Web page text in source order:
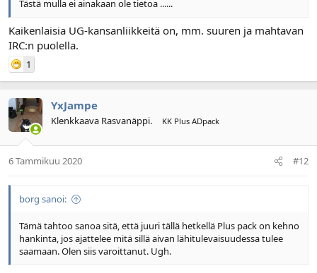
Tästä mulla ei ainakaan ole tietoa ......
Kaikenlaisia UG-kansanliikkeitä on, mm. suuren ja mahtavan
IRC:n puolella.
1
YxJampe
Klenkkaava Rasvanäppi. KK Plus ADpack
6 Tammikuu 2020 #12
borg sanoi:
Tämä tahtoo sanoa sitä, että juuri tällä hetkellä Plus pack on kehno
hankinta, jos ajattelee mitä sillä aivan lähitulevaisuudessa tulee
saamaan. Olen siis varoittanut. Ugh.